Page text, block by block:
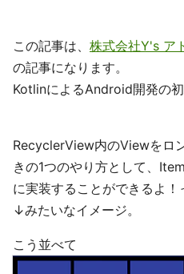
この記事は、 株式会社Y's ア
の記事になります。
KotlinによるAndroid開発の初
RecyclerView内のViewをロ
きの1つのやり方として、
に実装することができるよ！
↓みたいなイメージ。
こう並べて